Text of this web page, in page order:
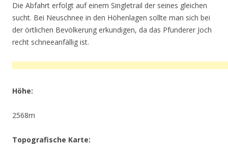
Die Abfahrt erfolgt auf einem Singletrail der seines gleichen
sucht. Bei Neuschnee in den Höhenlagen sollte man sich bei
der örtlichen Bevölkerung erkundigen, da das Pfunderer Joch
recht schneeanfällig ist.
Höhe:
2568m
Topografische Karte: